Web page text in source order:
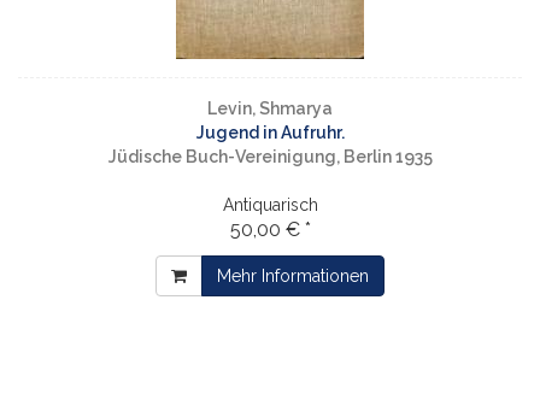
Levin, Shmarya
Jugend in Aufruhr.
Jüdische Buch-Vereinigung, Berlin 1935
Antiquarisch
50,00 € *
Mehr Informationen